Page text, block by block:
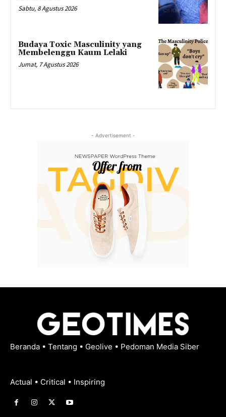
Sabtu, 8 Agustus 2026
Budaya Toxic Masculinity yang
Membelenggu Kaum Lelaki
Jumat, 7 Agustus 2026
- Advertisement -
Beranda • Tentang • Geolive • Pedoman Media Siber
Actual • Critical • Inspiring